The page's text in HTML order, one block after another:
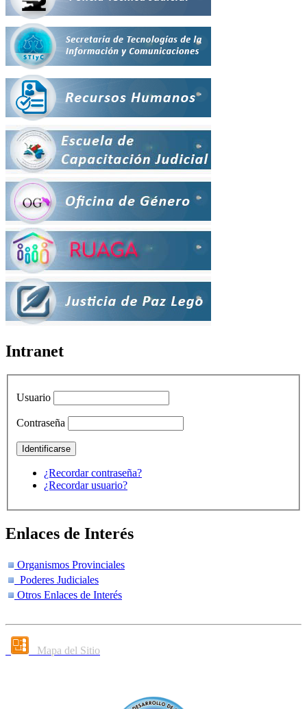
Intranet
Usuario
Contraseña
¿Recordar contraseña?
¿Recordar usuario?
Enlaces de Interés
Organismos Provinciales
Poderes Judiciales
Otros Enlaces de Interés
Mapa del Sitio